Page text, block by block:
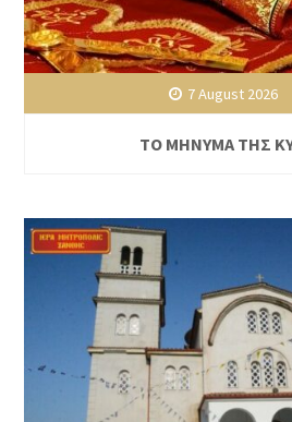
7 August 2026
ΤΟ ΜΗΝΥΜΑ ΤΗΣ